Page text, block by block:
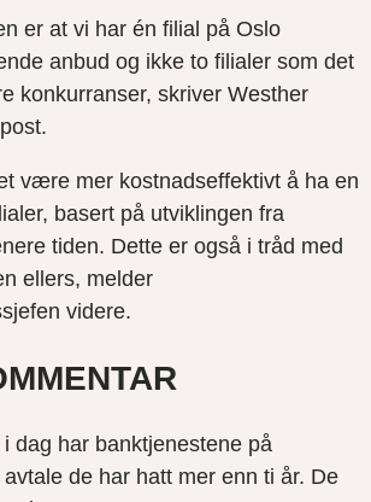
er at vi har én filial på Oslo
anbud og ikke to filialer som det
konkurranser, skriver Westher
være mer kostnadseffektivt å ha en
basert på utviklingen fra
tiden. Dette er også i tråd med
ellers, melder
videre.
dag har banktjenestene på
de har hatt mer enn ti år. De